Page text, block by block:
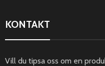
KONTAKT
Vill du tipsa oss om en